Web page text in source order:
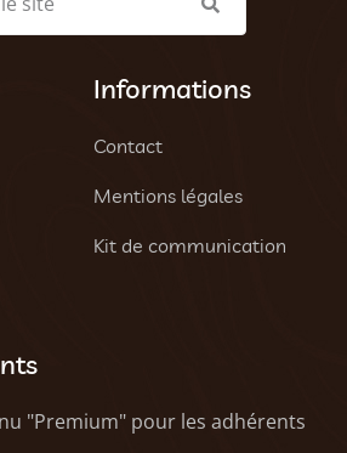
Informations
Contact
Mentions légales
Kit de communication
"Premium" pour les adhérents